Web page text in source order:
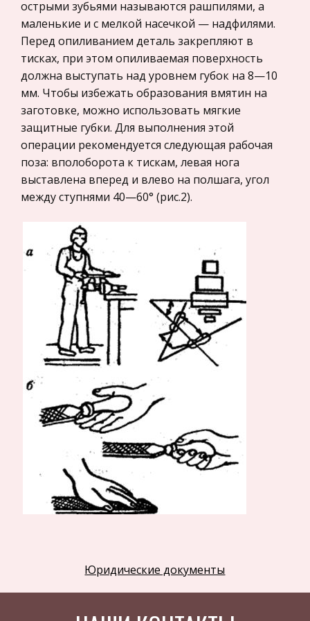
Законодательство и право
Прокурорский надзор
Геология
Административное право
Историческая личность
Банковское дело и кредитование
Архитектура
Искусство
Конституционное (государственное) право
Экономико-математическое
моделирование
Право
Компьютеры и периферийные устройства
Астрономия
Программное обеспечение
Разное
Уголовное и уголовно-исполнительное
право
Налоговое право
Техника
Компьютеры, Программирование
История экономических учений
Физкультура и Спорт
Семейство Куньи
Преобладающее число куньих имеет мелкие и
даже очень мелкие размеры, немногие —
средние. Длина их тела колеблется от 15 до 120
—150 см, масса от 100 г до 40 кг. Туловище
обычно сильно вытянутое, очень
Традиции и искусство китайской кухни
Однако только знаток кулинарных аксиом Кита
я может приготовить блюда действительно по-
национальный вкус и колорит. Ведь китайска я
кулинарна я экзотика заключа
острыми зубьями называются рашпилями, а
маленькие и с мелкой насечкой — надфилями.
Перед опиливанием деталь закрепляют в
тисках, при этом опиливаемая поверхность
должна выступать над уровнем губок на 8—10
мм. Чтобы избежать образования вмятин на
заготовке, можно использовать мягкие
защитные губки. Для выполнения этой
операции рекомендуется следующая рабочая
поза: вполоборота к тискам, левая нога
выставлена вперед и влево на полшага, угол
между ступнями 40—60° (рис.2).
такой, чтобы при наложении напильника
правой рукой на губки тисков плечо и
предплечье этой руки образовывали прямой
Юридические документы